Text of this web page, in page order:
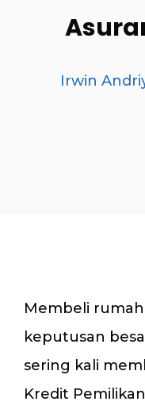
Irwin
Membeli
keputusan
sering kali
Kredit